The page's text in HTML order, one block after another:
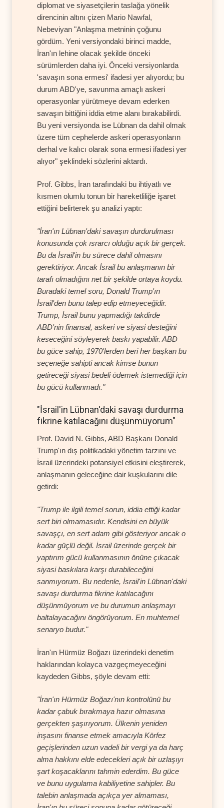
diplomat ve siyasetçilerin taslağa yönelik
direncinin altını çizen Mario Nawfal,
Nebeviyan "Anlaşma metninin çoğunu
gördüm. Yeni versiyondaki birinci madde,
İran'ın lehine olacak şekilde önceki
sürümlerden daha iyi. Önceki versiyonlarda
'savaşın sona ermesi' ifadesi yer alıyordu; bu
durum ABD'ye, savunma amaçlı askeri
operasyonlar yürütmeye devam ederken
savaşın bittiğini iddia etme alanı bırakabilirdi.
Bu yeni versiyonda ise Lübnan da dahil olmak
üzere tüm cephelerde askeri operasyonların
derhal ve kalıcı olarak sona ermesi ifadesi yer
alıyor" şeklindeki sözlerini aktardı.
Prof. Gibbs, İran tarafındaki bu ihtiyatlı ve
kısmen olumlu tonun bir hareketliliğe işaret
ettiğini belirterek şu analizi yaptı:
"İran'ın Lübnan'daki savaşın durdurulması
konusunda çok ısrarcı olduğu açık bir gerçek.
Bu da İsrail'in bu sürece dahil olmasını
gerektiriyor. Ancak İsrail bu anlaşmanın bir
tarafı olmadığını net bir şekilde ortaya koydu.
Buradaki temel soru, Donald Trump'ın
İsrail'den bunu talep edip etmeyeceğidir.
Trump, İsrail bunu yapmadığı takdirde
ABD'nin finansal, askeri ve siyasi desteğini
keseceğini söyleyerek baskı yapabilir. ABD
bu güce sahip, 1970'lerden beri her başkan bu
seçeneğe sahipti ancak kimse bunun
getireceği siyasi bedeli ödemek istemediği için
bu gücü kullanmadı."
"İsrail'in Lübnan'daki savaşı durdurma
fikrine katılacağını düşünmüyorum"
Prof. David N. Gibbs, ABD Başkanı Donald
Trump'ın dış politikadaki yönetim tarzını ve
İsrail üzerindeki potansiyel etkisini eleştirerek,
anlaşmanın geleceğine dair kuşkularını dile
getirdi:
"Trump ile ilgili temel sorun, iddia ettiği kadar
sert biri olmamasıdır. Kendisini en büyük
savaşçı, en sert adam gibi gösteriyor ancak o
kadar güçlü değil. İsrail üzerinde gerçek bir
yaptırım gücü kullanmasının önüne çıkacak
siyasi baskılara karşı durabileceğini
sanmıyorum. Bu nedenle, İsrail'in Lübnan'daki
savaşı durdurma fikrine katılacağını
düşünmüyorum ve bu durumun anlaşmayı
baltalayacağını öngörüyorum. En muhtemel
senaryo budur."
İran'ın Hürmüz Boğazı üzerindeki denetim
haklarından kolayca vazgeçmeyeceğini
kaydeden Gibbs, şöyle devam etti:
"İran'ın Hürmüz Boğazı'nın kontrolünü bu
kadar çabuk bırakmaya hazır olmasına
gerçekten şaşırıyorum. Ülkenin yeniden
inşasını finanse etmek amacıyla Körfez
geçişlerinden uzun vadeli bir vergi ya da harç
alma hakkını elde edecekleri açık bir uzlaşıyı
şart koşacaklarını tahmin ederdim. Bu güce
ve bunu uygulama kabiliyetine sahipler. Bu
talebin anlaşmada açıkça yer almaması,